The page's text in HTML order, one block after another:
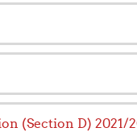
(Section D) 2021/